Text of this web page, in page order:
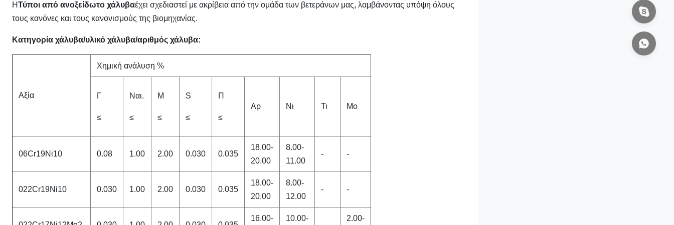
ΗΤύποι από ανοξείδωτο χάλυβαέχει σχεδιαστεί με ακρίβεια από την ομάδα των βετεράνων μας, λαμβάνοντας υπόψη όλους
τους κανόνες και τους κανονισμούς της βιομηχανίας.
Κατηγορία χάλυβα/υλικό χάλυβα/αριθμός χάλυβα:
Αξία
Χημική ανάλυση %
Γ
≤
Ναι.
≤
Μ
≤
S
≤
Π
≤
Αρ Νι Τι Μo
06Cr19Ni10 0.08 1.00 2.00 0.030 0.035
18.00-
20.00
8.00-
11.00
- -
022Cr19Ni10 0.030 1.00 2.00 0.030 0.035
18.00-
20.00
8.00-
12.00
- -
16.00-
10.00-
2.00-